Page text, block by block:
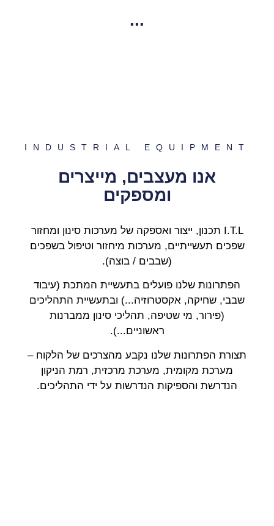
...
INDUSTRIAL EQUIPMENT
אנו מעצבים, מייצרים
ומספקים
I.T.L תכנון, ייצור ואספקה ​​של מערכות סינון ומחזור
שפכים תעשייתיים, מערכות מיחזור וטיפול בשפכים
(שבבים / בוצה).
הפתרונות שלנו פועלים בתעשיית המתכת (עיבוד
שבבי, שחיקה, אקסטרוזיה...) ובתעשיית התהליכים
(פירור, מי שטיפה, תהליכי סינון ממברנות
ראשוניים...).
תצורת הפתרונות שלנו נקבע מהצרכים של הלקוח –
מערכת מקומית, מערכת מרכזית, רמת הניקון
הנדרשת והספיקות הנדרשות על ידי התהליכים.